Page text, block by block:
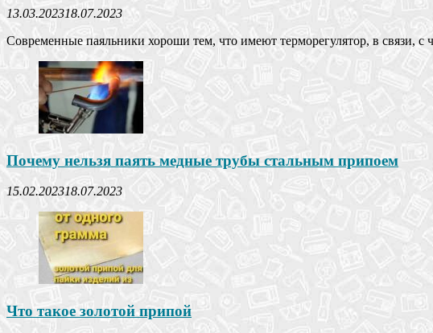
13.03.202318.07.2023
Современные паяльники хороши тем, что имеют терморегулятор, в связи, с
Почему нельзя паять медные трубы стальным припоем
15.02.202318.07.2023
Что такое золотой припой